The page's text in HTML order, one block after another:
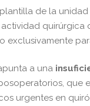
de la
quirúrgica
exclusivamente
a una
que
urgentes en